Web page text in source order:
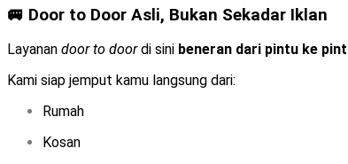
🚐 Door to Door Asli, Bukan Sekadar Iklan
Layanan door to doordi sini beneran dari pintu ke
Kami siap jemput kamu langsung dari:
Rumah
Kosan